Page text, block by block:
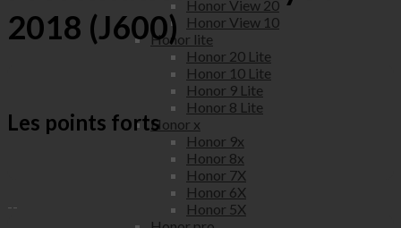
Honor View 20
Honor View 10
Honor lite
Honor 20 Lite
Honor 10 Lite
Honor 9 Lite
Honor 8 Lite
Honor x
Honor 9x
Honor 8x
Honor 7X
Honor 6X
Honor 5X
2018 (J600)
Les points forts
--